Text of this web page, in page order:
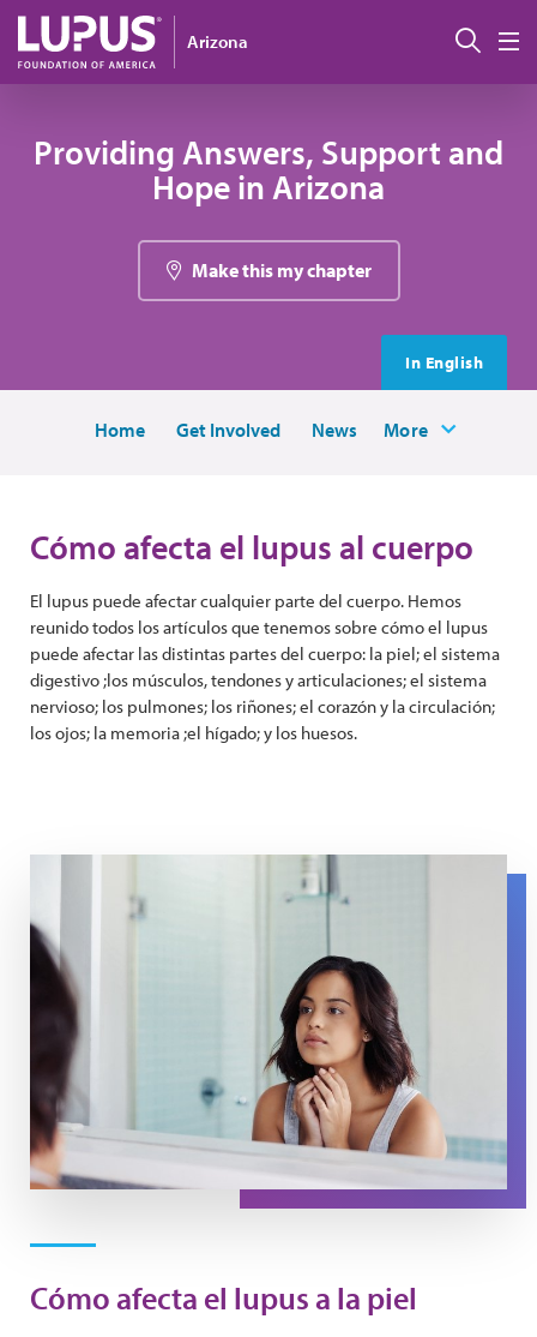
Pasar al contenido principal
Arizona
Providing Answers, Support and
Hope in Arizona
Make this my chapter
In English
Home Get Involved News More
Cómo afecta el lupus al cuerpo
El lupus puede afectar cualquier parte del cuerpo. Hemos
reunido todos los artículos que tenemos sobre cómo el lupus
puede afectar las distintas partes del cuerpo: la piel; el sistema
digestivo ;los músculos, tendones y articulaciones; el sistema
nervioso; los pulmones; los riñones; el corazón y la circulación;
los ojos; la memoria ;el hígado; y los huesos.
A woman looks at her skin in a mirror.
Cómo afecta el lupus a la piel